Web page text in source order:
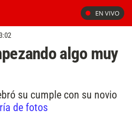
EN VIVO
algo muy
su cumple con su novio
de fotos